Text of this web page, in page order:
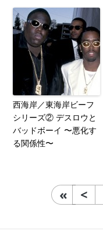
西海岸／東海岸ビーフ
シリーズ② デスロウと
バッドボーイ 〜悪化す
る関係性〜
« <